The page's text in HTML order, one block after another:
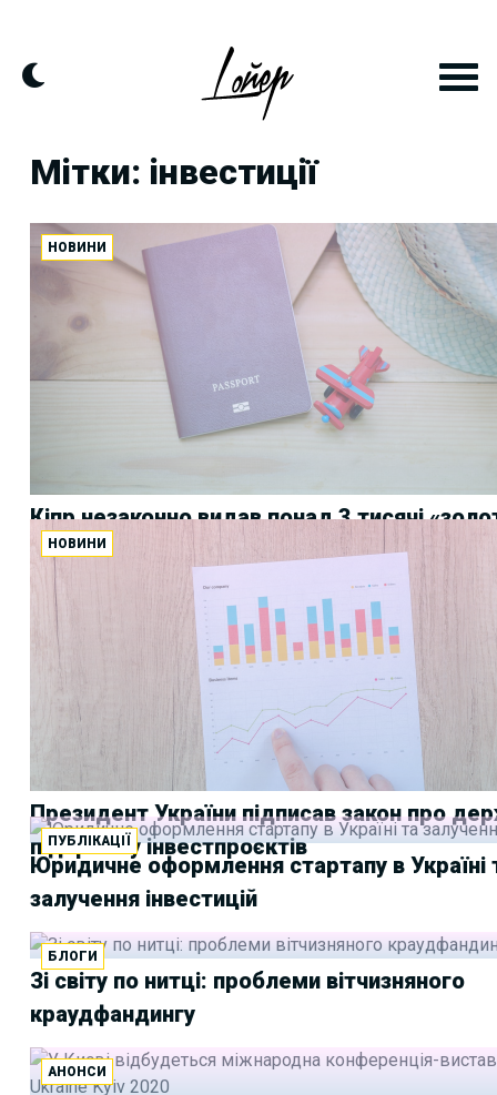
content
Мітки: інвестиції
НОВИНИ
Кіпр незаконно видав понад 3 тисячі
паспортів
НОВИНИ
Президент України підписав закон про
підтримку інвестпроєктів
ПУБЛІКАЦІЇ
Юридичне оформлення стартапу в Україні
залучення інвестицій
БЛОГИ
Зі світу по нитці: проблеми вітчизняного
краудфандингу
АНОНСИ